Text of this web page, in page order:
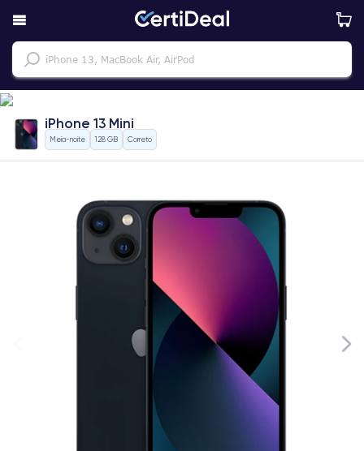
iPhone 13 Mini
Meia-noite 128 GB Correto